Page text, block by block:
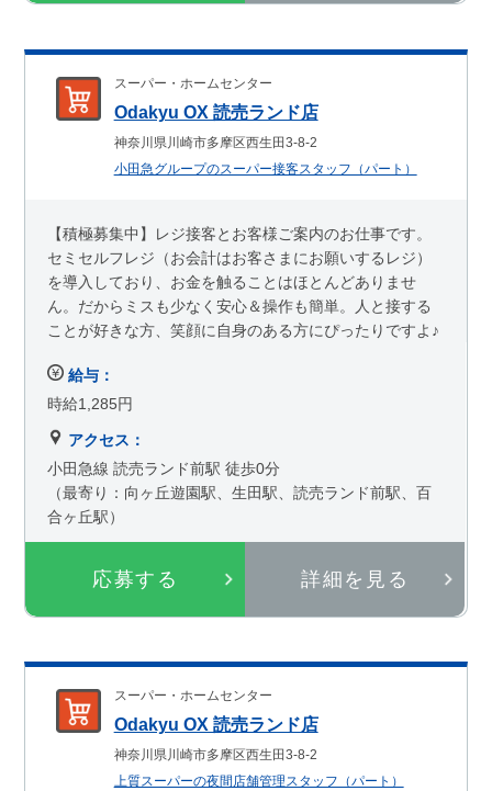
スーパー・ホームセンター
Odakyu OX 読売ランド店
神奈川県川崎市多摩区西生田3-8-2
小田急グループのスーパー接客スタッフ（パート）
応募する 詳細を見る
【積極募集中】レジ接客とお客様ご案内のお仕事です。
セミセルフレジ（お会計はお客さまにお願いするレジ）
を導入しており、お金を触ることはほとんどありませ
ん。だからミスも少なく安心＆操作も簡単。人と接する
ことが好きな方、笑顔に自身のある方にぴったりですよ♪
給与：
時給1,285円
アクセス：
小田急線 読売ランド前駅 徒歩0分
（最寄り：向ヶ丘遊園駅、生田駅、読売ランド前駅、百
合ヶ丘駅）
スーパー・ホームセンター
Odakyu OX 読売ランド店
神奈川県川崎市多摩区西生田3-8-2
上質スーパーの夜間店舗管理スタッフ（パート）